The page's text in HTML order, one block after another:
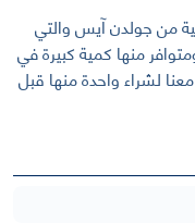
من جولدن آيس والتي
منها كمية كبيرة في
لشراء واحدة منها قبل